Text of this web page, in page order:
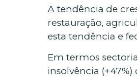
A tendência de
restauração,
esta tendência e
Em termos
insolvência